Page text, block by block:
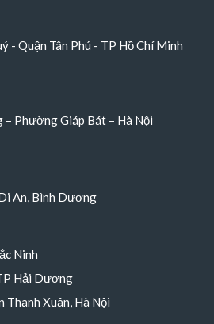
- Quận Tân Phú - TP Hồ Chí Minh
– Phường Giáp Bát – Hà Nội
An, Bình Dương
Ninh
Hải Dương
Xuân, Hà Nội